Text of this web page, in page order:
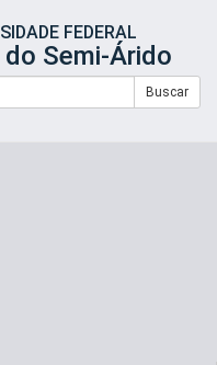
FEDERAL
do Semi-Árido
Buscar